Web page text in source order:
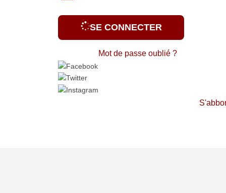
SE CONNECTER
Mot de passe oublié ?